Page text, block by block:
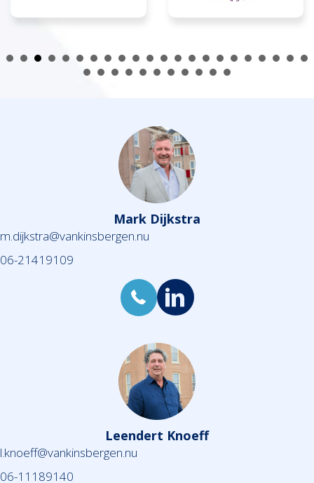
Mark Dijkstra
m.dijkstra@vankinsbergen.nu
06-21419109
Leendert Knoeff
l.knoeff@vankinsbergen.nu
06-11189140